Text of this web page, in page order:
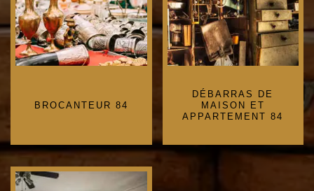
BROCANTEUR 84
DÉBARRAS DE
MAISON ET
APPARTEMENT 84